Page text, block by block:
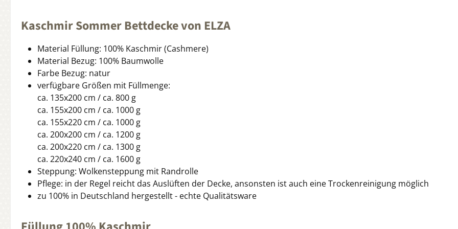
Kaschmir Sommer Bettdecke von ELZA
Material Füllung: 100% Kaschmir (Cashmere)
Material Bezug: 100% Baumwolle
Farbe Bezug: natur
verfügbare Größen mit Füllmenge:
ca. 135x200 cm / ca. 800 g
ca. 155x200 cm / ca. 1000 g
ca. 155x220 cm / ca. 1000 g
ca. 200x200 cm / ca. 1200 g
ca. 200x220 cm / ca. 1300 g
ca. 220x240 cm / ca. 1600 g
Steppung: Wolkensteppung mit Randrolle
Pflege: in der Regel reicht das Auslüften der Decke, ansonsten ist auch eine Trockenreinigung möglich
zu 100% in Deutschland hergestellt - echte Qualitätsware